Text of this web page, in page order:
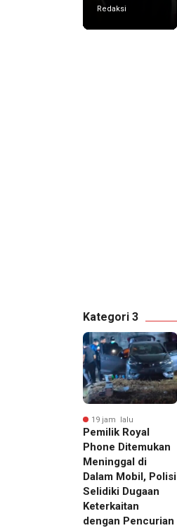
Redaksi
Kategori 3
19 jam lalu
Pemilik Royal
Phone Ditemukan
Meninggal di
Dalam Mobil, Polisi
Selidiki Dugaan
Keterkaitan
dengan Pencurian